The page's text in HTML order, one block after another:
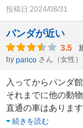
投稿日:2024/08/31
パンダが近い
3.5
by parico さん（女性）
入ってからパンダ
それまでに他の動物
直通の車はありま
続きを読む